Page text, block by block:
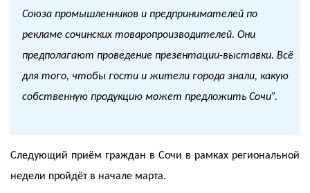
Союза промышленников и предпринимателей по
рекламе сочинских товаропроизводителей. Они
предполагают проведение презентации-выставки. Всё
для того, чтобы гости и жители города знали, какую
собственную продукцию может предложить Сочи”.
Следующий приём граждан в Сочи в рамках региональной
недели пройдёт в начале марта.